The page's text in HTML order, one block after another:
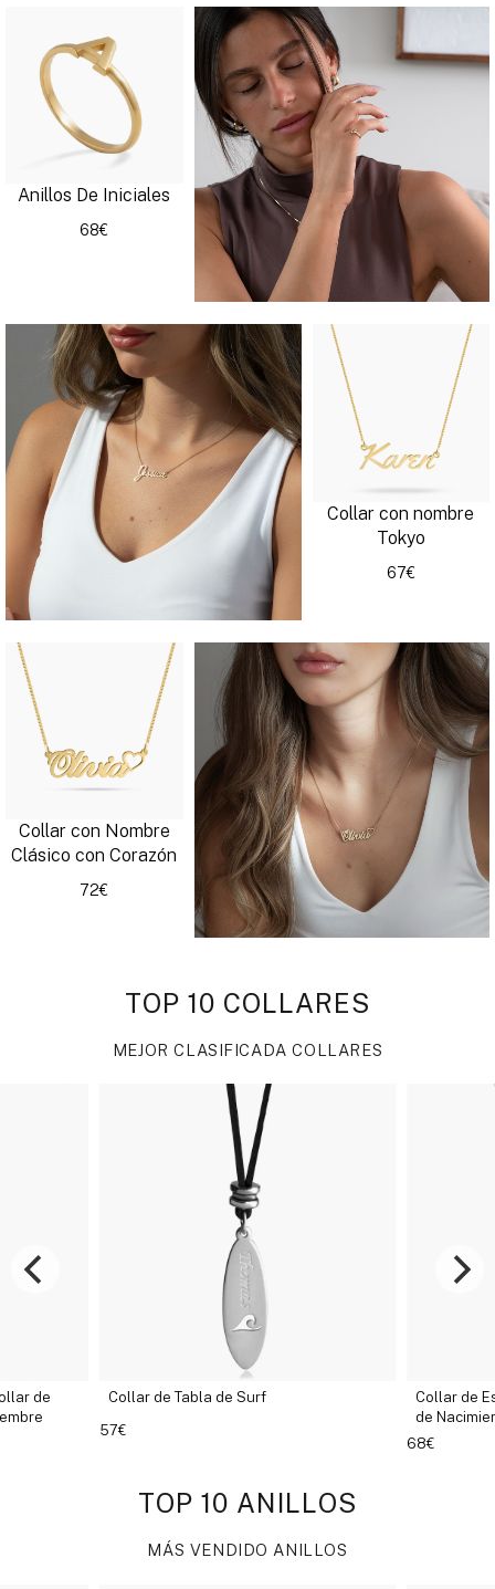
Anillos De Iniciales
68€
Collar con nombre
Tokyo
67€
Collar con Nombre
Clásico con Corazón
72€
TOP 10 COLLARES
MEJOR CLASIFICADA COLLARES
de Tabla de Surf
Collar de Esmeralda -
de Nacimiento de Mayo
TOP 10 ANILLOS
MÁS VENDIDO ANILLOS